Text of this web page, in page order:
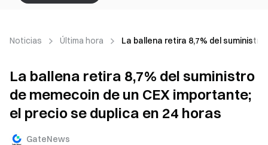
Noticias Última hora La ballena retira 8,7% del
La ballena retira 8,7% del suministro
de memecoin de un CEX importante;
el precio se duplica en 24 horas
GateNews